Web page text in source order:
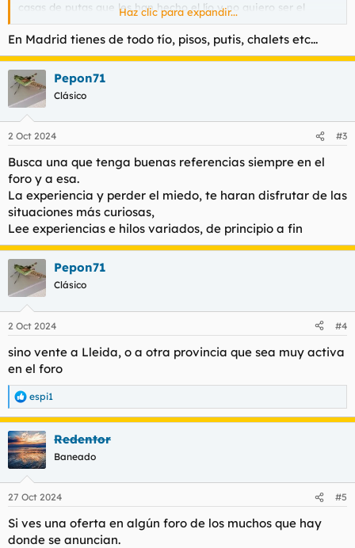
casas de putas que les han hecho el lío y no quiero ser el
siguiente . Soy de Madrid por lo que sí conocéis una buena
casa de putas o piso de putas en Madrid y me podéis dar
consejos de cómo ir vestido , cuánto dinero llevar encima y
sobre si me llevo mis tarjetas o DNI
Haz clic para expandir...
En Madrid tienes de todo tío, pisos, putis, chalets etc...
Pepon71
Clásico
2 Oct 2024 #3
Busca una que tenga buenas referencias siempre en el
foro y a esa.
La experiencia y perder el miedo, te haran disfrutar de las
situaciones más curiosas,
Lee experiencias e hilos variados, de principio a fin
Pepon71
Clásico
2 Oct 2024 #4
sino vente a Lleida, o a otra provincia que sea muy activa
en el foro
R
e
a
c
c
i
e
s
:
espi1
Redentor
Baneado
27 Oct 2024 #5
Si ves una oferta en algún foro de los muchos que hay
donde se anuncian.